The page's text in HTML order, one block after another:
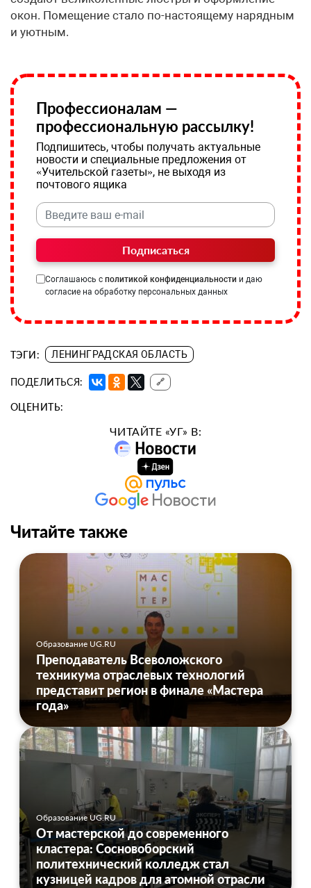
окон. Помещение стало по-настоящему нарядным
и уютным.
Профессионалам —
профессиональную рассылку!
Подпишитесь, чтобы получать актуальные
новости и специальные предложения от
«Учительской газеты», не выходя из
почтового ящика
Подписаться
Соглашаюсь с политикой конфиденциальности и даю
согласие на обработку персональных данных
ТЭГИ: ЛЕНИНГРАДСКАЯ ОБЛАСТЬ
ПОДЕЛИТЬСЯ: 🔗
ОЦЕНИТЬ:
ЧИТАЙТЕ «УГ» В:
Читайте также
Образование UG.RU
Преподаватель Всеволожского
техникума отраслевых технологий
представит регион в финале «Мастера
года»
Образование UG.RU
От мастерской до современного
кластера: Сосновоборский
политехнический колледж стал
кузницей кадров для атомной отрасли